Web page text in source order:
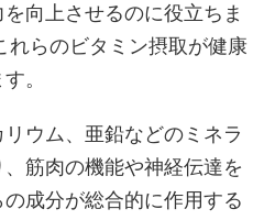
向上させるのに役立ちま
らのビタミン摂取が健康
。
ウム、亜鉛などのミネラ
筋肉の機能や神経伝達を
成分が総合的に作用する